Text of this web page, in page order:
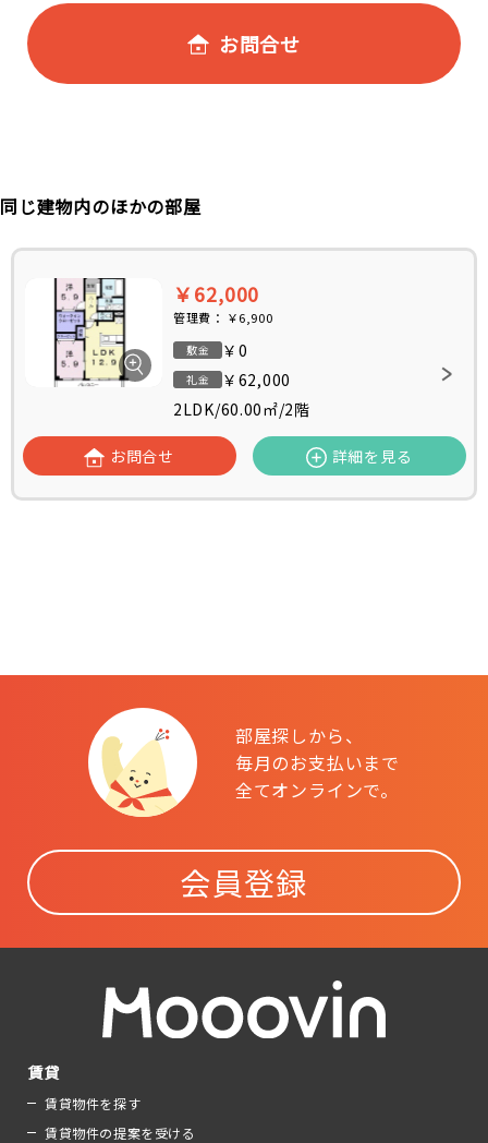
お問合せ
同じ建物内のほかの部屋
￥62,000
管理費： ￥6,900
敷金 ￥0
礼金
￥62,000
2LDK/60.00㎡/2階
お問合せ 詳細を見る
部屋探しから、
毎月のお支払いまで
全てオンラインで。
会員登録
賃貸
賃貸物件を探す
賃貸物件の提案を受ける